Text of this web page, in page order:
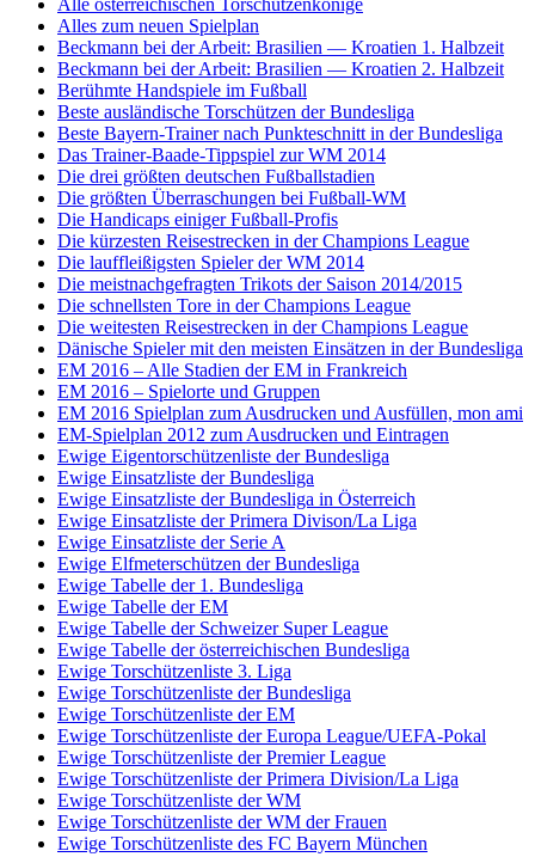
Alles zum neuen Spielplan
Beckmann bei der Arbeit: Brasilien — Kroatien 1. Halbzeit
Beckmann bei der Arbeit: Brasilien — Kroatien 2. Halbzeit
Berühmte Handspiele im Fußball
Beste ausländische Torschützen der Bundesliga
Beste Bayern-Trainer nach Punkteschnitt in der Bundesliga
Das Trainer-Baade-Tippspiel zur WM 2014
Die drei größten deutschen Fußballstadien
Die größten Überraschungen bei Fußball-WM
Die Handicaps einiger Fußball-Profis
Die kürzesten Reisestrecken in der Champions League
Die lauffleißigsten Spieler der WM 2014
Die meistnachgefragten Trikots der Saison 2014/2015
Die schnellsten Tore in der Champions League
Die weitesten Reisestrecken in der Champions League
Dänische Spieler mit den meisten Einsätzen in der Bundesliga
EM 2016 – Alle Stadien der EM in Frankreich
EM 2016 – Spielorte und Gruppen
EM 2016 Spielplan zum Ausdrucken und Ausfüllen, mon ami
EM-Spielplan 2012 zum Ausdrucken und Eintragen
Ewige Eigentorschützenliste der Bundesliga
Ewige Einsatzliste der Bundesliga
Ewige Einsatzliste der Bundesliga in Österreich
Ewige Einsatzliste der Primera Divison/La Liga
Ewige Einsatzliste der Serie A
Ewige Elfmeterschützen der Bundesliga
Ewige Tabelle der 1. Bundesliga
Ewige Tabelle der EM
Ewige Tabelle der Schweizer Super League
Ewige Tabelle der österreichischen Bundesliga
Ewige Torschützenliste 3. Liga
Ewige Torschützenliste der Bundesliga
Ewige Torschützenliste der EM
Ewige Torschützenliste der Europa League/UEFA-Pokal
Ewige Torschützenliste der Premier League
Ewige Torschützenliste der Primera Division/La Liga
Ewige Torschützenliste der WM
Ewige Torschützenliste der WM der Frauen
Ewige Torschützenliste des FC Bayern München